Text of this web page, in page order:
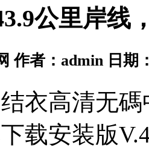
公里岸线
作者：admin 日期
高清无碼
载安装版